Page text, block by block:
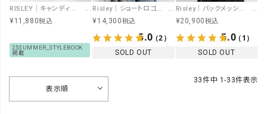
RISLEY｜キャンディポシェット [[R2501-CPT30]][F]
¥11,880税込
25SUMMER_STYLEBOOK
掲載
Risley｜ショートロゴSW [[R2601-PSW919]][F]
¥14,300税込
5.0（2）
SOLD OUT
Risley｜バックメッシュパーカー [[R2601-BMP916]][F]
¥20,900税込
5.0（1）
SOLD OUT
表示順
33件中 1-33件表示